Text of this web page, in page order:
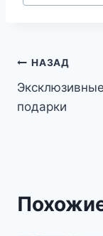
по
НАЗАД
Эксклюзивные
подарки